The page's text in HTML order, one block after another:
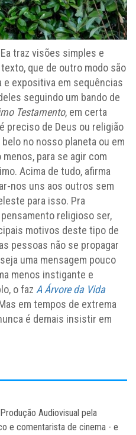
traz visões simples e
que de outro modo são
expositiva em sequências
seguindo um bando de
Testamento, em certa
preciso de Deus ou religião
no nosso planeta ou em
para se agir com
Acima de tudo, afirma
nos uns aos outros sem
para isso. Pra
religioso ser,
motivos deste tipo de
pessoas não se propagar
uma mensagem pouco
menos instigante e
o faz A Árvore da Vida
em tempos de extrema
é demais insistir em
Audiovisual pela
e comentarista de cinema - e